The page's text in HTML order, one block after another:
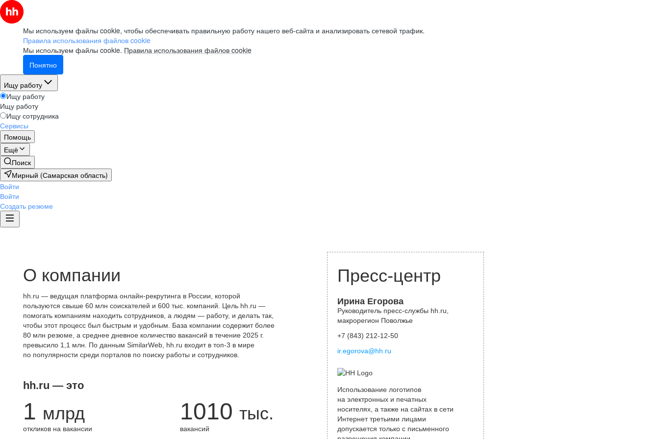
Мы используем файлы cookie, чтобы обеспечивать правильную работу нашего веб-сайта и анализировать сетевой трафик.
Правила использования файлов cookie
Мы используем файлы cookie. Правила использования файлов cookie
Понятно
Ищу работу
Ищу работу
Ищу работу
Ищу сотрудника
Сервисы
Помощь
Ещё
Поиск
Мирный (Самарская область)
Войти
Войти
Создать резюме
О компании
hh.ru — ведущая платформа онлайн-рекрутинга в России, которой
пользуются свыше 60 млн соискателей и 600 тыс. компаний. Цель hh.ru —
помогать компаниям находить сотрудников, а людям — работу, и делать так,
чтобы этот процесс был быстрым и удобным. База компании содержит более
80 млн резюме, а среднее дневное количество вакансий в течение 2025 г.
превысило 1,1 млн. По данным SimilarWeb, hh.ru входит в топ-3 в мире
по популярности среди порталов по поиску работы и сотрудников.
hh.ru — это
1 млрд
откликов на вакансии
1010 тыс.
вакансий
Пресс-центр
Ирина Егорова
Руководитель пресс-службы hh.ru,
макрорегион Поволжье
+7 (843) 212-12-50
ir.egorova@hh.ru
Использование логотипов
на электронных и печатных
носителях, а также на сайтах в сети
Интернет третьими лицами
допускается только с письменного